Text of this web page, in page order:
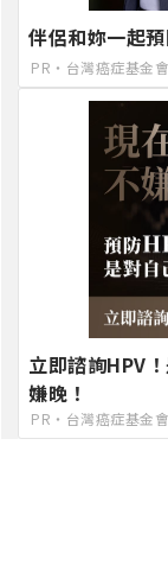
伴侶和妳一起
PR・台灣癌症基金會
立即諮詢HPV
嫌晚！
PR・台灣癌症基金會